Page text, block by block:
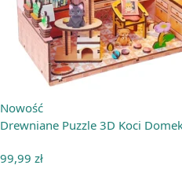
Nowość
Drewniane Puzzle 3D Koci
99,99 zł